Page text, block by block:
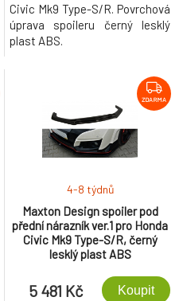
Civic Mk9 Type-S/R. Povrchová
úprava spoileru černý lesklý
plast ABS.
ZDARMA
Maxton Design spoiler pod
přední nárazník ver.1 pro Honda
Civic Mk9 Type-S/R, černý
lesklý plast ABS
4-8 týdnů
5 481 Kč Koupit